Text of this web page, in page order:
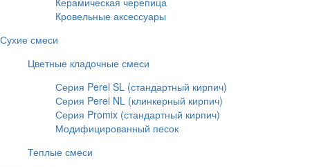
Кровельные аксессуары
Сухие смеси
Цветные кладочные смеси
Серия Perel SL (стандартный кирпич)
Серия Perel NL (клинкерный кирпич)
Серия Promix (стандартный кирпич)
Модифицированный песок
Теплые смеси